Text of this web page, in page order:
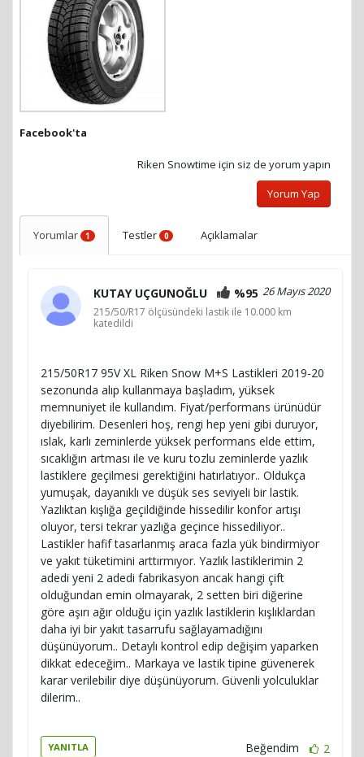
Facebook'ta
Riken Snowtime için siz de yorum yapın
Yorum Yap
Yorumlar 1 Testler 0 Açıklamalar
KUTAY UÇGUNOĞLU 26 Mayıs 2020
%95
215/50/R17 ölçüsündeki lastik ile 10.000 km
katedildi
215/50R17 95V XL Riken Snow M+S Lastikleri 2019-20
sezonunda alıp kullanmaya başladım, yüksek
memnuniyet ile kullandım. Fiyat/performans ürünüdür
diyebilirim. Desenleri hoş, rengi hep yeni gibi duruyor,
ıslak, karlı zeminlerde yüksek performans elde ettim,
sıcaklığın artması ile ve kuru tozlu zeminlerde yazlık
lastiklere geçilmesi gerektiğini hatırlatıyor.. Oldukça
yumuşak, dayanıklı ve düşük ses seviyeli bir lastik.
Yazlıktan kışlığa geçildiğinde hissedilir konfor artışı
oluyor, tersi tekrar yazlığa geçince hissediliyor..
Lastikler hafif tasarlanmış araca fazla yük bindirmiyor
ve yakıt tüketimini arttırmıyor. Yazlık lastiklerimin 2
adedi yeni 2 adedi fabrikasyon ancak hangi çift
olduğundan emin olmayarak, 2 setten biri diğerine
göre aşırı ağır olduğu için yazlık lastiklerin kışlıklardan
daha iyi bir yakıt tasarrufu sağlayamadığını
düşünüyorum.. Detaylı kontrol edip değişim yaparken
dikkat edeceğim.. Markaya ve lastik tipine güvenerek
karar verilebilir diye düşünüyorum. Güvenli yolculuklar
dilerim..
YANITLA Beğendim 2